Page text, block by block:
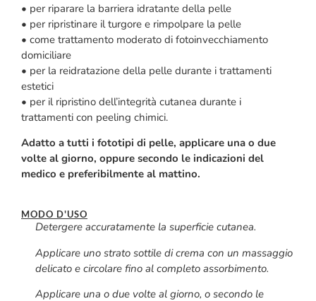
• per riparare la barriera idratante della pelle
• per ripristinare il turgore e rimpolpare la pelle
• come trattamento moderato di fotoinvecchiamento
domiciliare
• per la reidratazione della pelle durante i trattamenti
estetici
• per il ripristino dell’integrità cutanea durante i
trattamenti con peeling chimici.
Adatto a tutti i fototipi di pelle, applicare una o due
volte al giorno, oppure secondo le indicazioni del
medico e preferibilmente al mattino.
MODO D'USO
Detergere accuratamente la superficie cutanea.
Applicare uno strato sottile di crema con un massaggio
delicato e circolare fino al completo assorbimento.
Applicare una o due volte al giorno, o secondo le